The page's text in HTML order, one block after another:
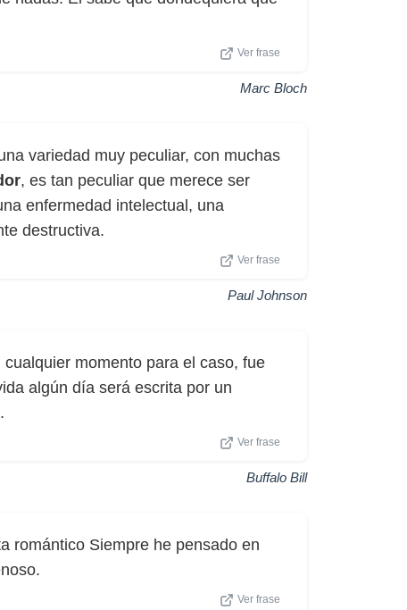
Ver frase
Marc Bloch
variedad muy peculiar, con muchas
, es tan peculiar que merece ser
enfermedad intelectual, una
destructiva.
Ver frase
Paul Johnson
momento para el caso, fue
algún día será escrita por un
Ver frase
Buffalo Bill
romántico Siempre he pensado en
Ver frase